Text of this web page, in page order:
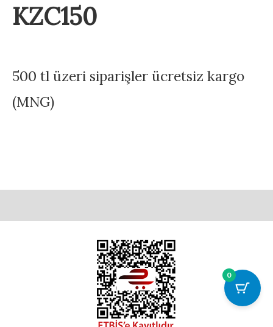
KZC150
500 tl üzeri siparişler ücretsiz kargo
(MNG)
0